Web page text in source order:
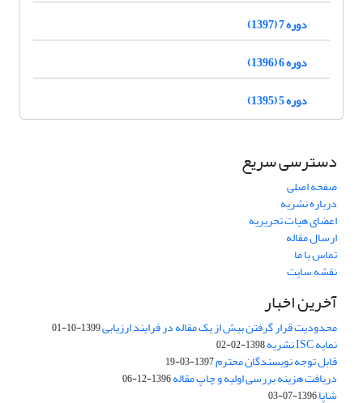
دوره 7 (1397)
دوره 6 (1396)
دوره 5 (1395)
دسترسی سریع
صفحه اصلی
درباره نشریه
اعضای هیات تحریریه
ارسال مقاله
تماس با ما
نقشه سایت
آخرین اخبار
محدودیت قرار گرفتن بیش از یک مقاله در فرایند ارزیابی1399-10-01
نمایه ISC نشریه 1398-02-02
قابل توجه نویسندگان محترم1397-03-19
دریافت هزینه بررسی اولیه و چاپ مقاله1396-12-06
شاپا1396-07-03